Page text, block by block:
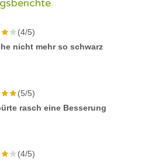
(4/5)
nicht mehr so schwarz
(5/5)
rasch eine Besserung
(4/5)